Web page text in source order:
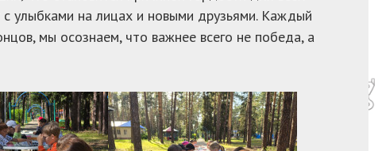
улыбками на лицах и новыми друзьями. Каждый
мы осознаем, что важнее всего не победа, а